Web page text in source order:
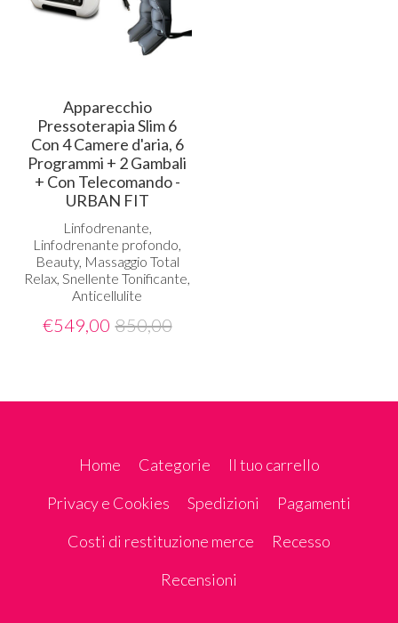
Apparecchio
Pressoterapia Slim 6
Con 4 Camere d'aria, 6
Programmi + 2 Gambali
+ Con Telecomando -
URBAN FIT
Linfodrenante,
Linfodrenante profondo,
Beauty, Massaggio Total
Relax, Snellente Tonificante,
Anticellulite
€549,00 850,00
Home Categorie
Il tuo carrello
Privacy e Cookies
Spedizioni
Pagamenti
Costi di restituzione merce
Recesso
Recensioni